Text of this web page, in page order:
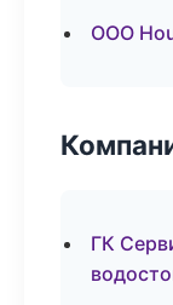
ООО
ГК